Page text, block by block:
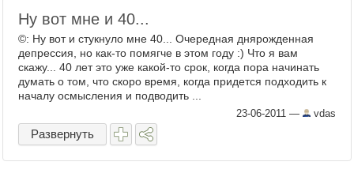
Ну вот мне и 40...
©: Ну вот и стукнуло мне 40... Очередная днярожденная
депрессия, но как-то помягче в этом году :) Что я вам
скажу... 40 лет это уже какой-то срок, когда пора начинать
думать о том, что скоро время, когда придется подходить к
началу осмысления и подводить ...
23-06-2011 — vdas
Развернуть